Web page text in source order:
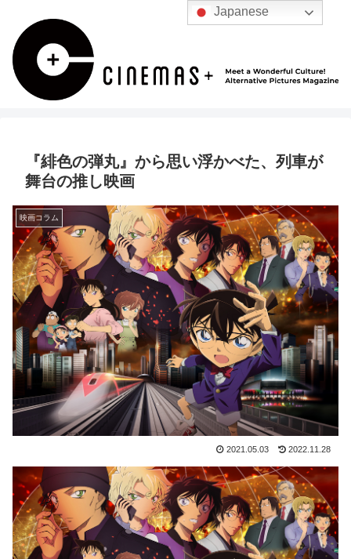
『緋色の弾丸』から思い浮かべた、列車が
舞台の推し映画
映画コラム
2021.05.03 2022.11.28
Japanese